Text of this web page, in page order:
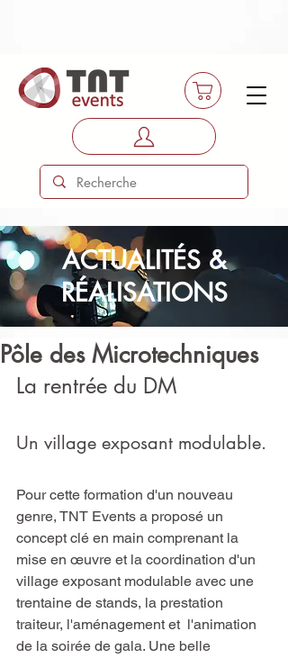
ACTUALITÉS &
RÉALISATIONS
Pôle des Microtechniques
La rentrée du DM
Un village exposant modulable.
Pour cette formation d'un nouveau
genre, TNT Events a proposé un
concept clé en main comprenant la
mise en œuvre et la coordination d'un
village exposant modulable avec une
trentaine de stands, la prestation
traiteur, l'aménagement et  l'animation
de la soirée de gala. Une belle